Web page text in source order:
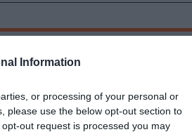
Information
or processing of your personal or
please use the below opt-out section to
out request is processed you may
Μητροπόλεως 44, Αθήνα